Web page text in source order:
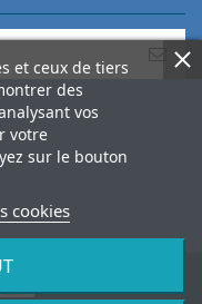
et ceux de tiers
des
vos
votre
sur le bouton
cookies